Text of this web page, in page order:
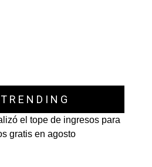
TRENDING